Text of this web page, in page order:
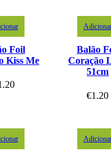
Foil
Kiss Me
Balão
Coração
51cm
€1.20